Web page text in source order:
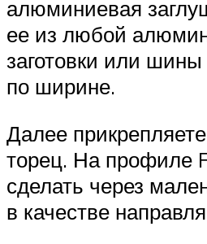
алюминиевая
ее из любой
заготовки или шины
по ширине.
Далее
торец. На профиле
сделать через
в качестве